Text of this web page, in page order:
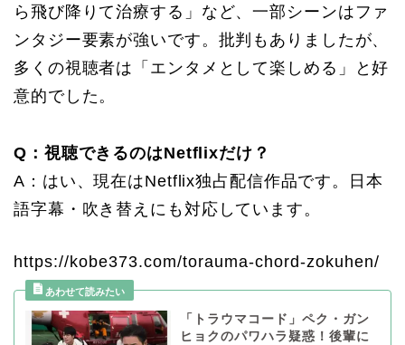
ら飛び降りて治療する」など、一部シーンはファ
ンタジー要素が強いです。批判もありましたが、
多くの視聴者は「エンタメとして楽しめる」と好
意的でした。
Q：視聴できるのはNetflixだけ？
A：はい、現在はNetflix独占配信作品です。日本
語字幕・吹き替えにも対応しています。
https://kobe373.com/torauma-chord-zokuhen/
「トラウマコード」ペク・ガン
ヒョクのパワハラ疑惑！後輩に